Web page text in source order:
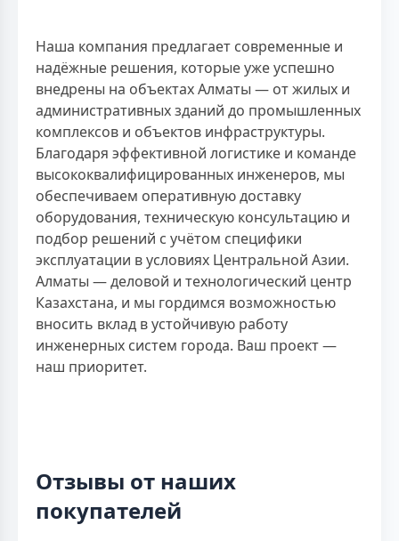
Наша компания предлагает современные и
надёжные решения, которые уже успешно
внедрены на объектах Алматы — от жилых и
административных зданий до промышленных
комплексов и объектов инфраструктуры.
Благодаря эффективной логистике и команде
высококвалифицированных инженеров, мы
обеспечиваем оперативную доставку
оборудования, техническую консультацию и
подбор решений с учётом специфики
эксплуатации в условиях Центральной Азии.
Алматы — деловой и технологический центр
Казахстана, и мы гордимся возможностью
вносить вклад в устойчивую работу
инженерных систем города. Ваш проект —
наш приоритет.
Отзывы от наших
покупателей